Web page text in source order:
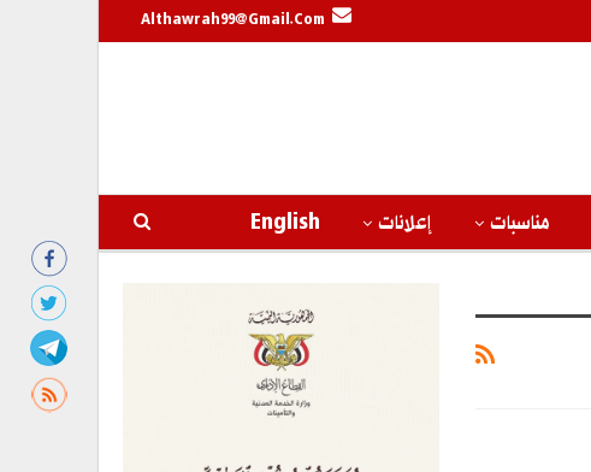
Althawrah99@gmail.com
مناسبات إعلانات English